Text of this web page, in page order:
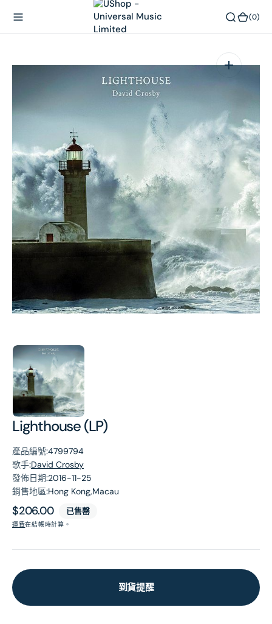
(0)
Lighthouse (LP)
產品編號:4799794
歌手:David Crosby
發佈日期:2016-11-25
銷售地區:Hong Kong,Macau
原
價
$206.00 已售罄
運費在結帳時計算。
到貨提醒
在
相
簿
中
1
張